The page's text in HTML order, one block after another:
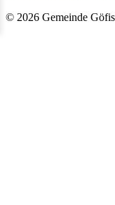
© 2026 Gemeinde